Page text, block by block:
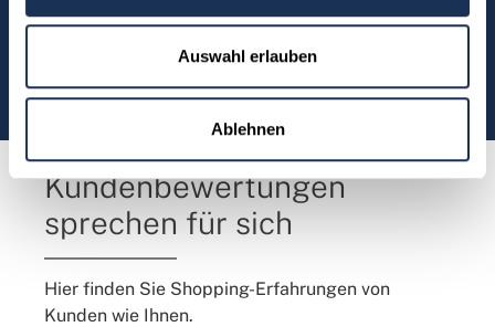
Auswahl erlauben
Ablehnen
Sie möchten direkt Kontakt mit
uns aufnehmen?
(0)5304 906030
Kundenbewertungen
sprechen für sich
Hier finden Sie Shopping-Erfahrungen von
Kunden wie Ihnen.